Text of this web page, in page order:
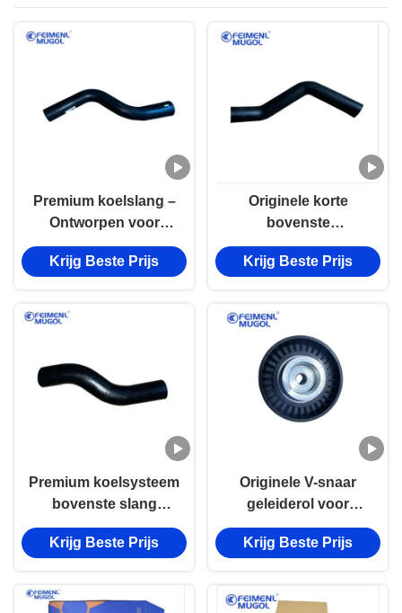
Premium koelslang –
Ontworpen voor
Wingle 5 64G69S4N
4WD-modellen voor
Krijg Beste Prijs
Originele korte
bovenste
radiatorslang voor
Wingle 4 / 4G63 / 69 –
Kwaliteit
Krijg Beste Prijs
Premium koelsysteem
bovenste slang
ontworpen voor Great
Wall Wingle 5 motoren
Krijg Beste Prijs
Originele V-snaar
geleiderol voor
Nieuwe Transit / V362
– OEM PK29-19A216-
Krijg Beste Prijs